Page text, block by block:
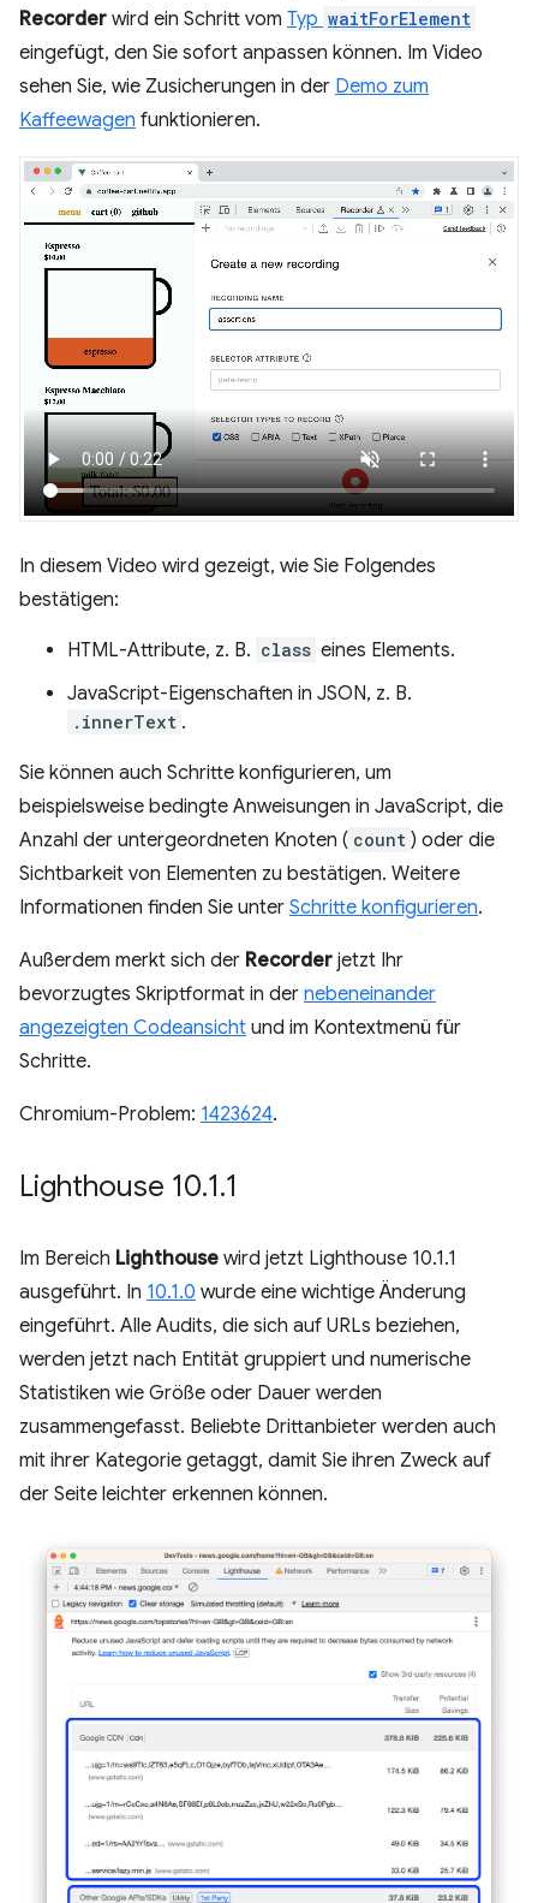
Recorder wird ein Schritt vom Typ waitForElement
eingefügt, den Sie sofort anpassen können. Im Video
sehen Sie, wie Zusicherungen in der Demo zum
Kaffeewagen funktionieren.
In diesem Video wird gezeigt, wie Sie Folgendes
bestätigen:
HTML-Attribute, z. B. class eines Elements.
JavaScript-Eigenschaften in JSON, z. B.
.innerText .
Sie können auch Schritte konfigurieren, um
beispielsweise bedingte Anweisungen in JavaScript, die
Anzahl der untergeordneten Knoten ( count ) oder die
Sichtbarkeit von Elementen zu bestätigen. Weitere
Informationen finden Sie unter Schritte konfigurieren.
Außerdem merkt sich der Recorder jetzt Ihr
bevorzugtes Skriptformat in der nebeneinander
angezeigten Codeansicht und im Kontextmenü für
Schritte.
Chromium-Problem: 1423624.
Lighthouse 10.1.1
Im Bereich Lighthouse wird jetzt Lighthouse 10.1.1
ausgeführt. In 10.1.0 wurde eine wichtige Änderung
eingeführt. Alle Audits, die sich auf URLs beziehen,
werden jetzt nach Entität gruppiert und numerische
Statistiken wie Größe oder Dauer werden
zusammengefasst. Beliebte Drittanbieter werden auch
mit ihrer Kategorie getaggt, damit Sie ihren Zweck auf
der Seite leichter erkennen können.